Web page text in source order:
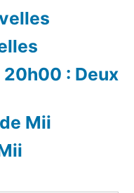
: Deux
Mii